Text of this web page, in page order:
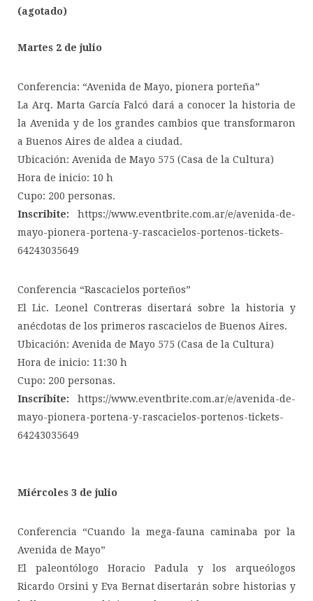
(agotado)
Martes 2 de julio
Conferencia: “Avenida de Mayo, pionera porteña”
La Arq. Marta García Falcó dará a conocer la historia de
la Avenida y de los grandes cambios que transformaron
a Buenos Aires de aldea a ciudad.
Ubicación: Avenida de Mayo 575 (Casa de la Cultura)
Hora de inicio: 10 h
Cupo: 200 personas.
Inscribite: https://www.eventbrite.com.ar/e/avenida-de-
mayo-pionera-portena-y-rascacielos-portenos-tickets-
64243035649
Conferencia “Rascacielos porteños”
El Lic. Leonel Contreras disertará sobre la historia y
anécdotas de los primeros rascacielos de Buenos Aires.
Ubicación: Avenida de Mayo 575 (Casa de la Cultura)
Hora de inicio: 11:30 h
Cupo: 200 personas.
Inscribite: https://www.eventbrite.com.ar/e/avenida-de-
mayo-pionera-portena-y-rascacielos-portenos-tickets-
64243035649
Miércoles 3 de julio
Conferencia “Cuando la mega-fauna caminaba por la
Avenida de Mayo”
El paleontólogo Horacio Padula y los arqueólogos
Ricardo Orsini y Eva Bernat disertarán sobre historias y